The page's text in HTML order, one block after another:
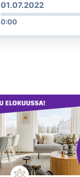
01.07.2022
0:00